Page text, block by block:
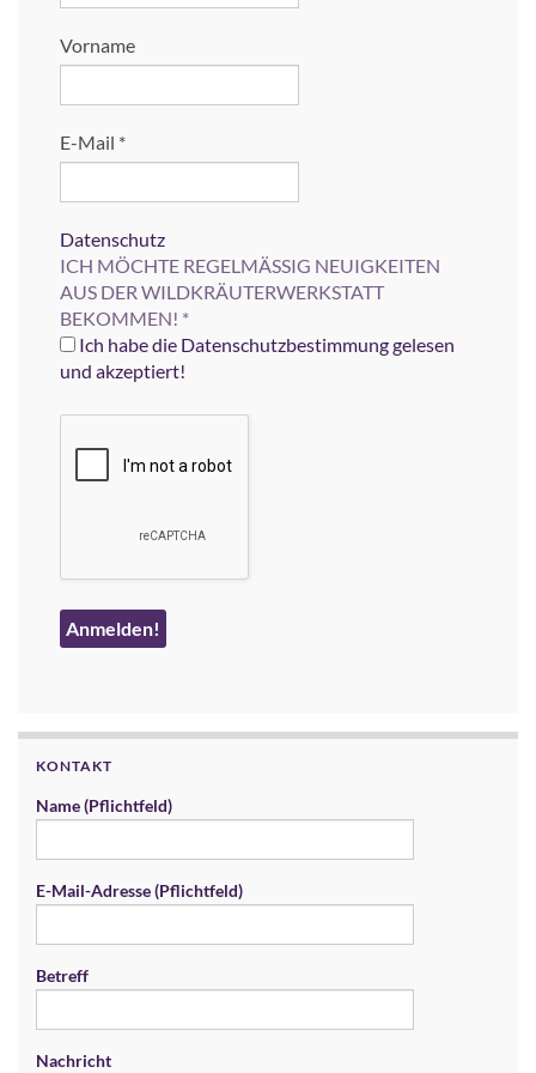
Vorname
E-Mail *
Datenschutz
ICH MÖCHTE REGELMÄSSIG NEUIGKEITEN
AUS DER WILDKRÄUTERWERKSTATT
BEKOMMEN! *
Ich habe die Datenschutzbestimmung gelesen
und akzeptiert!
KONTAKT
Name (Pflichtfeld)
E-Mail-Adresse (Pflichtfeld)
Betreff
Nachricht